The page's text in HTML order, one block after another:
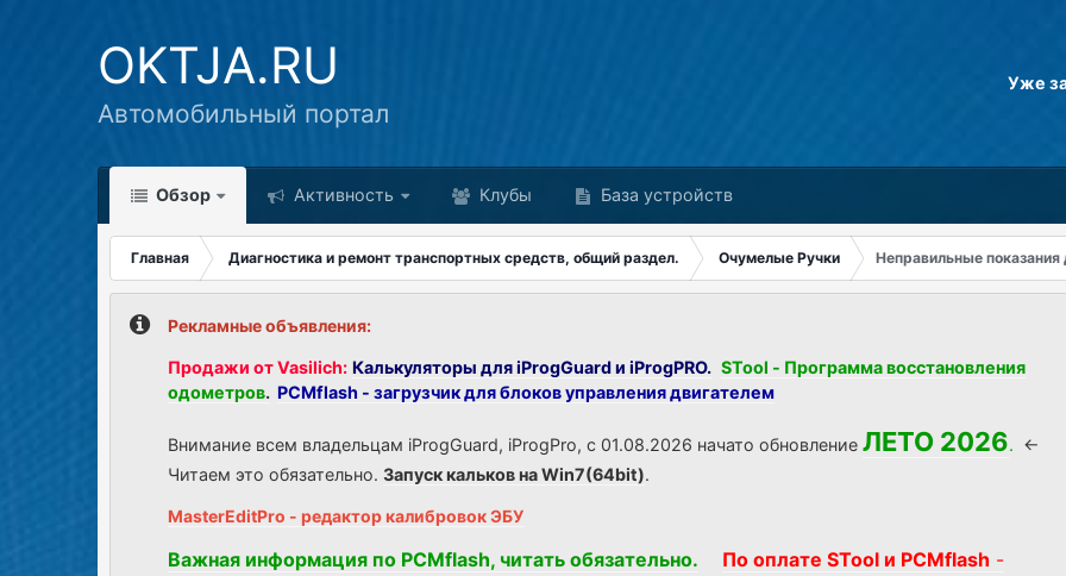
OKTJA.RU
Автомобильный портал
Уже
Обзор Активность Клубы База устройств
Главная Диагностика и ремонт транспортных средств, общий раздел. Очумелые Ручки Неправильные показания
Рекламные объявления:
Продажи от Vasilich: Калькуляторы для iProgGuard и iProgPRO. STool - Программа восстановления
одометров. PCMflash - загрузчик для блоков управления двигателем
Внимание всем владельцам iProgGuard, iProgPro, с 01.08.2026 начато обновлениеЛЕТО 2026. <-
Читаем это обязательно.Запуск кальков на Win7(64bit).
MasterEditPro - редактор калибровок ЭБУ
Важная информация по PCMflash, читать обязательно. По оплате STool и PCMflash -